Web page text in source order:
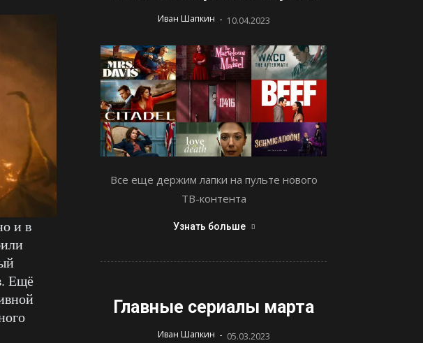
и в
Ещё
Иван Шапкин - 10.04.2023
Все еще держим лапки на пульте нового
ТВ-контента
Узнать больше
Главные сериалы марта
Иван Шапкин - 05.03.2023